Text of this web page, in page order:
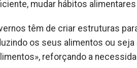
mudar hábitos
têm de criar estruturas
os seus alimentos ou
reforçando a